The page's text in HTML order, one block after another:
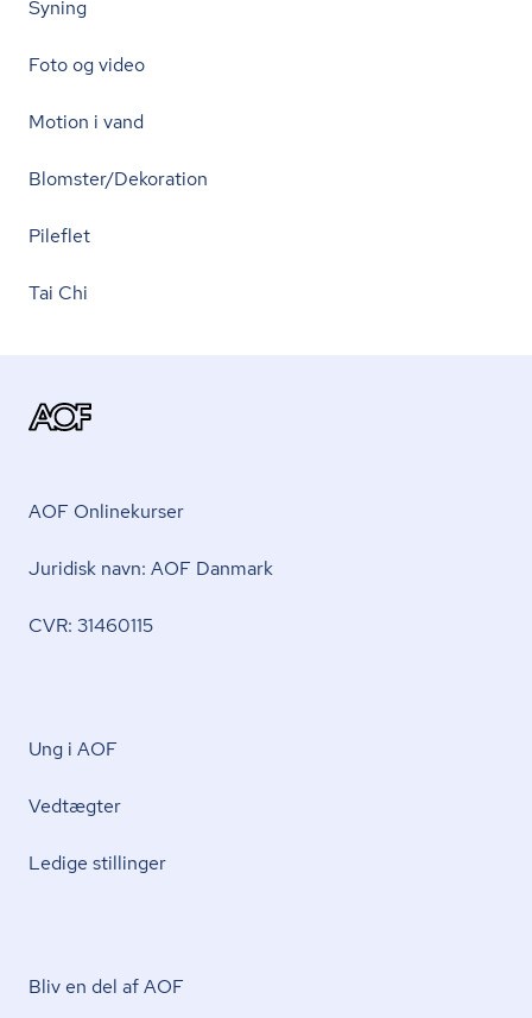
Syning
Foto og video
Motion i vand
Blomster/Dekoration
Pileflet
Tai Chi
AOF Onlinekurser
Juridisk navn: AOF Danmark
CVR: 31460115
Ung i AOF
Vedtægter
Ledige stillinger
Bliv en del af AOF